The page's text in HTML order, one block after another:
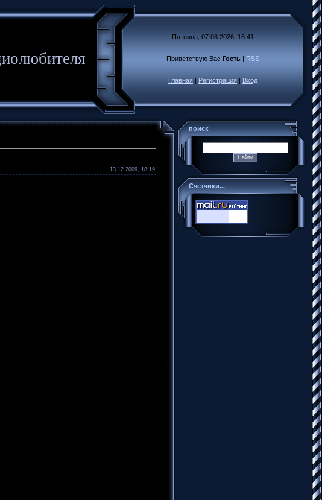
Пятница, 07.08.2026, 16:41
Приветствую Вас Гость | RSS
Главная | Регистрация | Вход
13.12.2009, 18:19
поиск
Счетчики...